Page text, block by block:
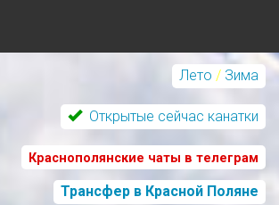
Лето / Зима
Открытые сейчас канатки
Краснополянские чаты в телеграм
Трансфер в Красной Поляне